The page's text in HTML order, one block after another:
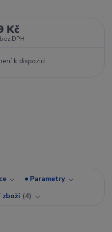
Kč
bez DPH
k dispozici
Parametry
zboží 4